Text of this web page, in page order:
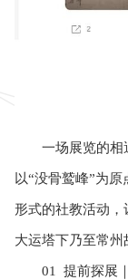
一场展览的相
以“没骨鹫峰”为
形式的社教活动，
大运塔下乃至常州
01 提前探展